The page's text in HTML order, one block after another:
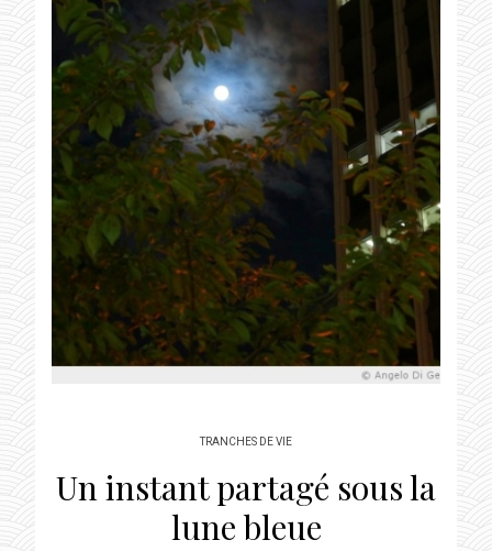
TRANCHES DE VIE
Un instant partagé sous la
lune bleue